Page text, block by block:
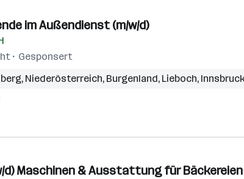
im Außendienst (m/w/d)
Gesponsert
, Niederösterreich, Burgenland, Lieboch,
d) Maschinen & Ausstattung für